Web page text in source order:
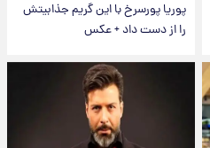
پوریا پورسرخ با این گریم جذابیتش
را از دست داد + عکس